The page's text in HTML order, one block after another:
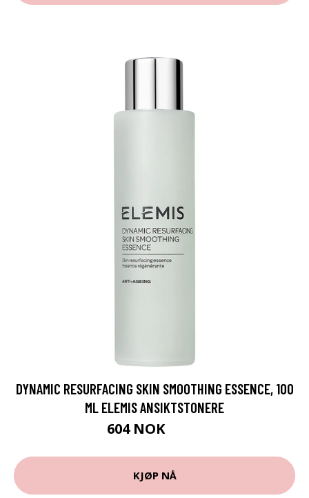
DYNAMIC RESURFACING SKIN SMOOTHING ESSENCE, 100
ML ELEMIS ANSIKTSTONERE
604 NOK
KJØP NÅ